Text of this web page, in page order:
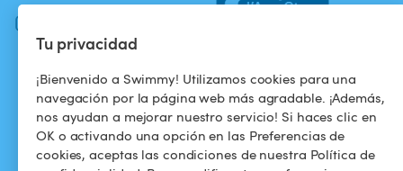
Tu privacidad
¡Bienvenido a Swimmy! Utilizamos cookies para una
navegación por la página web más agradable. ¡Además,
nos ayudan a mejorar nuestro servicio! Si haces clic en
OK o activando una opción en las Preferencias de
cookies, aceptas las condiciones de nuestra Política de